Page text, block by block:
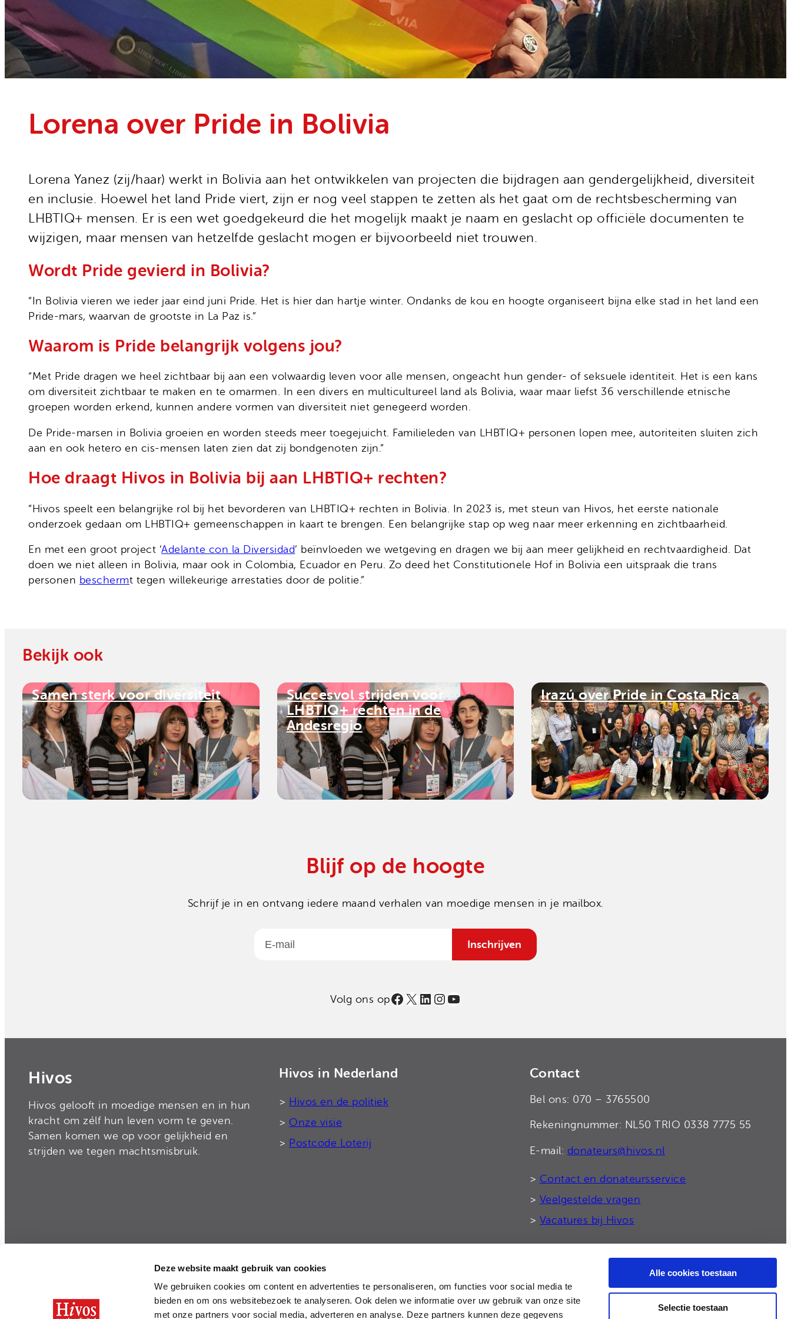
Deze website maakt gebruik van cookies
We gebruiken cookies om content en advertenties te personaliseren, om functies voor social media te
bieden en om ons websitebezoek te analyseren. Ook delen we informatie over uw gebruik van onze site
met onze partners voor social media, adverteren en analyse. Deze partners kunnen deze gegevens
Alle cookies toestaan
Selectie toestaan
Lorena over Pride in Bolivia
Lorena Yanez (zij/haar) werkt in Bolivia aan het ontwikkelen van projecten die bijdragen aan gendergelijkheid, diversiteit
en inclusie. Hoewel het land Pride viert, zijn er nog veel stappen te zetten als het gaat om de rechtsbescherming van
LHBTIQ+ mensen. Er is een wet goedgekeurd die het mogelijk maakt je naam en geslacht op officiële documenten te
wijzigen, maar mensen van hetzelfde geslacht mogen er bijvoorbeeld niet trouwen.
Wordt Pride gevierd in Bolivia?
“In Bolivia vieren we ieder jaar eind juni Pride. Het is hier dan hartje winter. Ondanks de kou en hoogte organiseert bijna elke stad in het land een
Pride-mars, waarvan de grootste in La Paz is.”
Waarom is Pride belangrijk volgens jou?
“Met Pride dragen we heel zichtbaar bij aan een volwaardig leven voor alle mensen, ongeacht hun gender- of seksuele identiteit. Het is een kans
om diversiteit zichtbaar te maken en te omarmen. In een divers en multicultureel land als Bolivia, waar maar liefst 36 verschillende etnische
groepen worden erkend, kunnen andere vormen van diversiteit niet genegeerd worden.
De Pride-marsen in Bolivia groeien en worden steeds meer toegejuicht. Familieleden van LHBTIQ+ personen lopen mee, autoriteiten sluiten zich
aan en ook hetero en cis-mensen laten zien dat zij bondgenoten zijn.”
Hoe draagt Hivos in Bolivia bij aan LHBTIQ+ rechten?
“Hivos speelt een belangrijke rol bij het bevorderen van LHBTIQ+ rechten in Bolivia. In 2023 is, met steun van Hivos, het eerste nationale
onderzoek gedaan om LHBTIQ+ gemeenschappen in kaart te brengen. Een belangrijke stap op weg naar meer erkenning en zichtbaarheid.
En met een groot project ‘Adelante con la Diversidad’ beïnvloeden we wetgeving en dragen we bij aan meer gelijkheid en rechtvaardigheid. Dat
doen we niet alleen in Bolivia, maar ook in Colombia, Ecuador en Peru. Zo deed het Constitutionele Hof in Bolivia een uitspraak die trans
personen beschermt tegen willekeurige arrestaties door de politie.”
Bekijk ook
Samen sterk voor diversiteit
Succesvol strijden voor
LHBTIQ+ rechten in de
Andesregio
Irazú over Pride in Costa Rica
Blijf op de hoogte
Schrijf je in en ontvang iedere maand verhalen van moedige mensen in je mailbox.
Inschrijven
Volg ons opFacebook
X LinkedIn
Instagram
YouTube
Hivos
Hivos gelooft in moedige mensen en in hun
kracht om zélf hun leven vorm te geven.
Samen komen we op voor gelijkheid en
strijden we tegen machtsmisbruik.
Hivos in Nederland
> Hivos en de politiek
> Onze visie
> Postcode Loterij
Contact
Bel ons: 070 – 3765500
Rekeningnummer: NL50 TRIO 0338 7775 55
E-mail: donateurs@hivos.nl
> Contact en donateursservice
> Veelgestelde vragen
> Vacatures bij Hivos
Integriteit en Transparantie © 2026 Hivos
Hivos in je testament
Moedige mensen
Noodfonds voor activisten
Onze organisatie
Onze successen
Jaarverslag
Veelgestelde vragen